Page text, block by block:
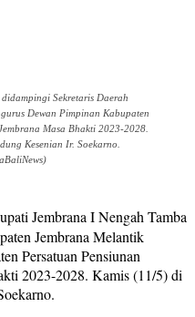
Sekretaris Daerah
Dewan Pimpinan Kabupaten
Masa Bhakti 2023-2028.
Kesenian Ir. Soekarno.
Jembrana I Nengah Tamba
Jembrana Melantik
Persatuan Pensiunan
2023-2028. Kamis (11/5) di